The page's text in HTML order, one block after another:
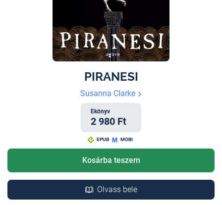
PIRANESI
Susanna Clarke
Ekönyv
2 980 Ft
EPUB MOBI
Kosárba teszem
Olvass bele